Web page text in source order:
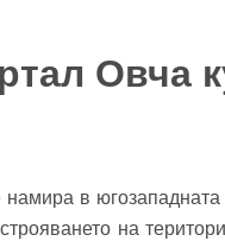
Овча
намира в
на